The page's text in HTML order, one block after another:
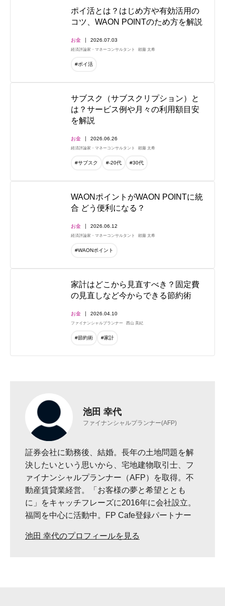
ポイ活とは？はじめ方や有効活用の
コツ、WAON POINTのため方を解説
お金 2026.07.03
経済評論家・マネーコンサルタント 頼藤 太希
#ポイ活
サブスク（サブスクリプション）と
は？サービス例や月々の利用額目安
を解説
お金 2026.06.26
経済評論家・マネーコンサルタント 頼藤 太希
#サブスク #-20代 #30代
WAONポイントがWAON POINTに統
合 どう便利になる？
お金 2026.06.12
経済評論家・マネーコンサルタント 頼藤 太希
#WAONポイント
家計はどこから見直すべき？固定費
の見直しなど今からできる節約術
お金 2026.04.10
ファイナンシャルプランナー 西山 美紀
#節約術 #家計
池田 幸代
ファイナンシャルプランナー(AFP)
証券会社に勤務後、結婚。長年の土地問題を解
決したいという思いから、宅地建物取引士、フ
ァイナンシャルプランナー（AFP）を取得。不
動産賃貸業経営。「お客様の夢と希望ととも
に」をキャッチフレーズに2016年に会社設立。
福岡を中心に活動中。FP Cafe登録パートナー
池田 幸代のプロフィールを見る